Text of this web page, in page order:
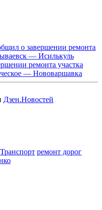
о завершении ремонта
— Исилькуль
ремонта участка
— Нововаршавка
Дзен.Новостей
Транспорт ремонт дорог